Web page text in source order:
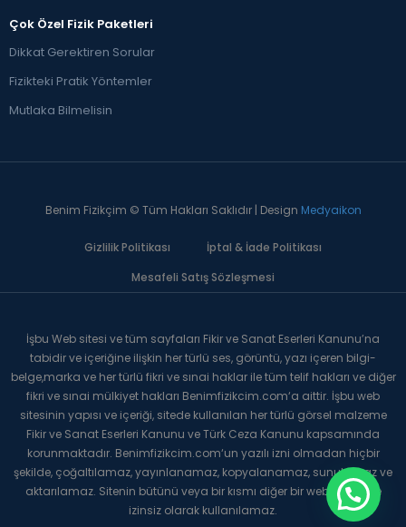
Çok Özel Fizik Paketleri
Dikkat Gerektiren Sorular
Fizikteki Pratik Yöntemler
Mutlaka Bilmelisin
Benim Fizikçim © Tüm Hakları Saklıdır | Design Medyaikon
Gizlilik Politikası
İptal & İade Politikası
Mesafeli Satış Sözleşmesi
İşbu Web sitesi ve tüm sayfaları Fikir ve Sanat Eserleri Kanunu’na
tabidir ve içeriğine ilişkin her türlü ses, görüntü, yazı içeren bilgi-
belge,marka ve her türlü fikri ve sınai haklar ile tüm telif hakları ve diğer
fikri ve sınai mülkiyet hakları Benimfizikcim.com‘a aittir. İşbu web
sitesinin yapısı ve içeriği, sitede kullanılan her türlü görsel malzeme
Fikir ve Sanat Eserleri Kanunu ve Türk Ceza Kanunu kapsamında
korunmaktadır. Benimfizikcim.com‘un yazılı izni olmadan hiçbir
şekilde, çoğaltılamaz, yayınlanamaz, kopyalanamaz, sunulamaz ve
aktarılamaz. Sitenin bütünü veya bir kısmı diğer bir web sitesinde
izinsiz olarak kullanılamaz.